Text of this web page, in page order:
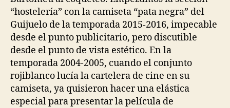
“hostelería” con la camiseta “pata negra” del
Guijuelo de la temporada 2015-2016, impecable
desde el punto publicitario, pero discutible
desde el punto de vista estético. En la
temporada 2004-2005, cuando el conjunto
rojiblanco lucía la cartelera de cine en su
camiseta, ya quisieron hacer una elástica
especial para presentar la película de